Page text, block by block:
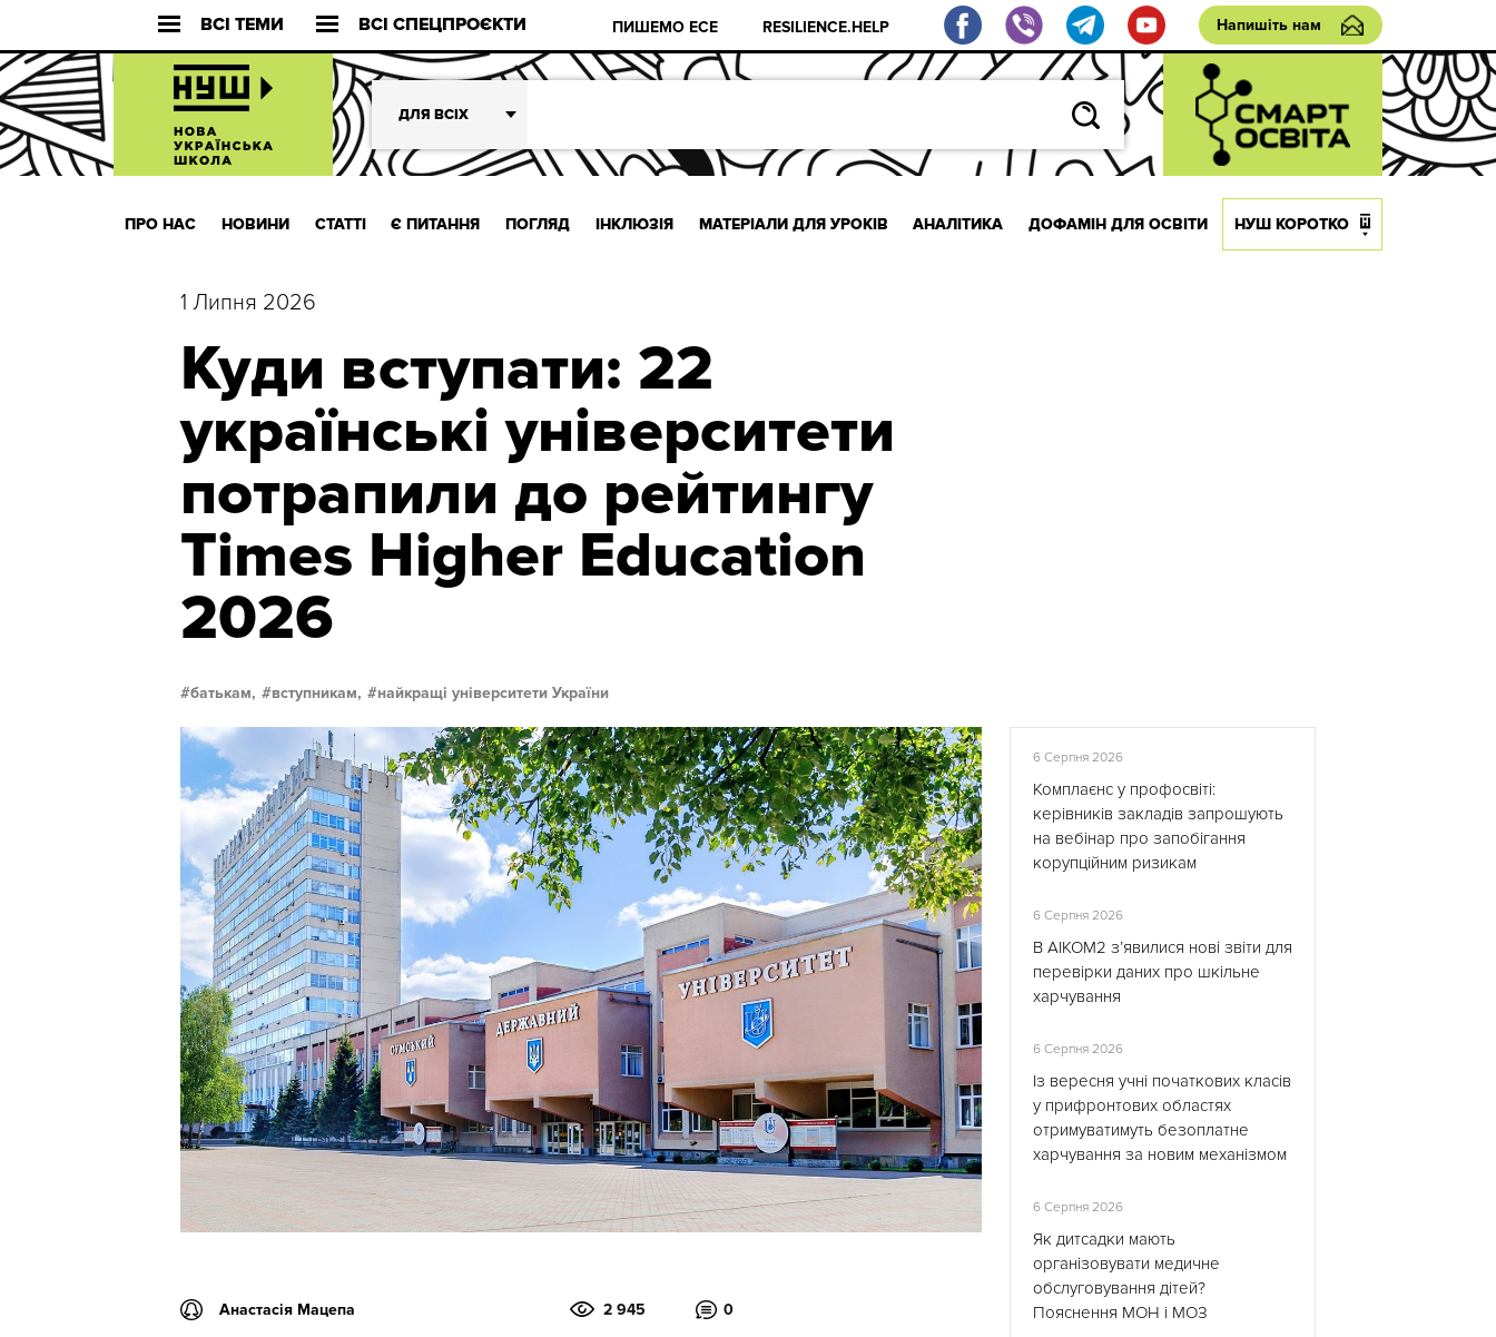
ВСІ ТЕМИ ВСІ СПЕЦПРОЄКТИ ПИШЕМО ЕСЕ RESILIENCE.HELP Напишіть нам
ДЛЯ ВСІХ
ПРО НАС НОВИНИ СТАТТІ Є ПИТАННЯ ПОГЛЯД ІНКЛЮЗІЯ МАТЕРІАЛИ ДЛЯ УРОКІВ АНАЛІТИКА ДОФАМІН ДЛЯ ОСВІТИ НУШ КОРОТКО
1 Липня 2026
Куди вступати: 22
українські університети
потрапили до рейтингу
Times Higher Education
2026
батькам, вступникам, найкращі університети України
Анастасія Мацепа 2 945 0
6 Серпня 2026
Комплаєнс у профосвіті:
керівників закладів запрошують
на вебінар про запобігання
корупційним ризикам
6 Серпня 2026
В АІКОМ2 з’явилися нові звіти для
перевірки даних про шкільне
харчування
6 Серпня 2026
Із вересня учні початкових класів
у прифронтових областях
отримуватимуть безоплатне
харчування за новим механізмом
6 Серпня 2026
Як дитсадки мають
організовувати медичне
обслуговування дітей?
Пояснення МОН і МОЗ